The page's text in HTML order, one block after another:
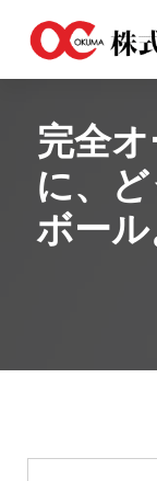
プ
完全
に、
ボー